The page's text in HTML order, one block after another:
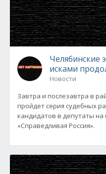
Челябинские
исками
Новости
Завтра и послезавтра в
пройдет серия судебных
кандидатов в депутаты на
«Справедливая Россия».